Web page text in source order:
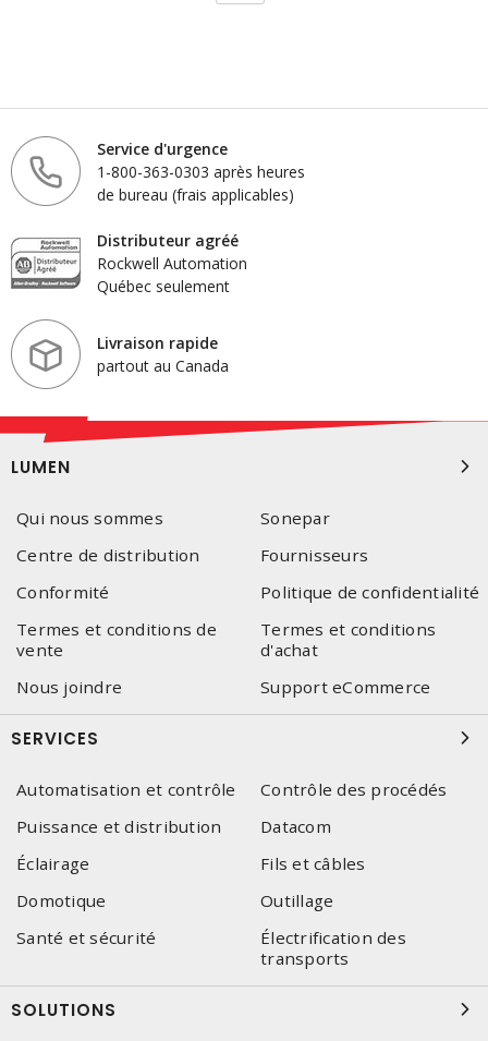
Service d'urgence
1-800-363-0303 après heures
de bureau (frais applicables)
Distributeur agréé
Rockwell Automation
Québec seulement
Livraison rapide
partout au Canada
LUMEN
Qui nous sommes
Sonepar
Centre de distribution
Fournisseurs
Conformité
Politique de confidentialité
Termes et conditions de
vente
Termes et conditions
d'achat
Nous joindre
Support eCommerce
SERVICES
Automatisation et contrôle
Contrôle des procédés
Puissance et distribution
Datacom
Éclairage
Fils et câbles
Domotique
Outillage
Santé et sécurité
Électrification des
transports
SOLUTIONS